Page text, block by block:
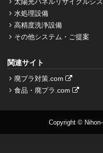
水処理設備
高精度洗浄設備
その他システム・ご提案
関連サイト
廃プラ対策.com
食品・廃プラ.com
Copyright ©